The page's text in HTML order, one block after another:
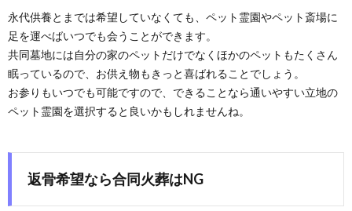
永代供養とまでは希望していなくても、ペット霊園やペット斎場に
足を運べばいつでも会うことができます。
共同墓地には自分の家のペットだけでなくほかのペットもたくさん
眠っているので、お供え物もきっと喜ばれることでしょう。
お参りもいつでも可能ですので、できることなら通いやすい立地の
ペット霊園を選択すると良いかもしれませんね。
返骨希望なら合同火葬はNG